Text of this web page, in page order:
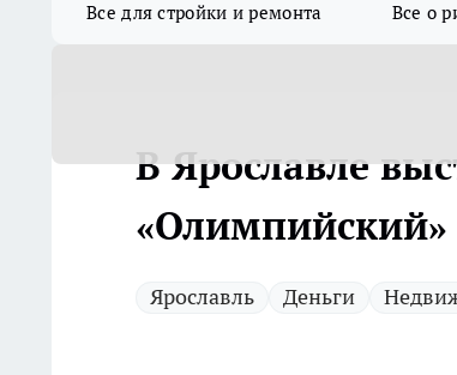
Все для стройки и ремонта Все о
В Ярославле
Ярославль Деньги